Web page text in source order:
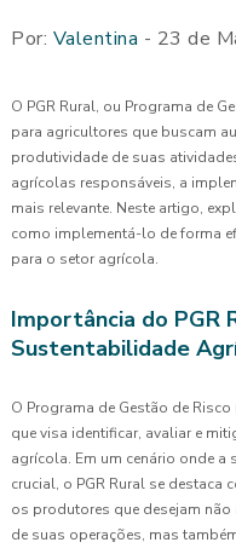
Por: Valentina - 23 de
O PGR Rural, ou Programa de
para agricultores que buscam
produtividade de suas
agrícolas responsáveis, a
mais relevante. Neste artigo,
como implementá-lo de forma
para o setor agrícola.
Importância do PGR
Sustentabilidade
O Programa de Gestão de
que visa identificar, avaliar e
agrícola. Em um cenário onde
crucial, o PGR Rural se destaca
os produtores que desejam
de suas operações, mas